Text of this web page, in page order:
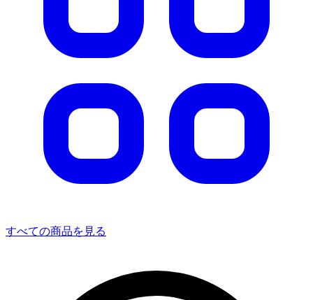
すべての商品を見る